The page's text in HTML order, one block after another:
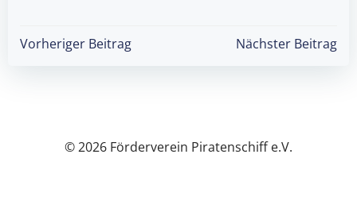
Post
Vorheriger Beitrag
PostNächster Beitrag
© 2026 Förderverein Piratenschiff e.V.